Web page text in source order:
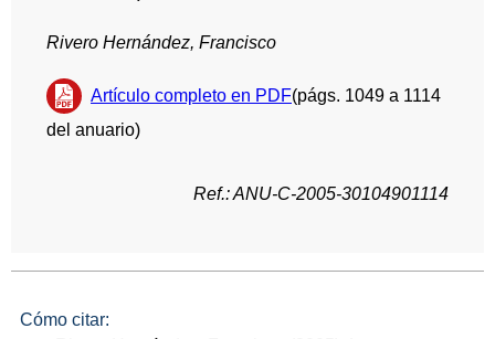
Rivero Hernández, Francisco
Artículo completo en PDF(págs. 1049 a 1114
del anuario)
Ref.: ANU-C-2005-30104901114
Cómo citar: